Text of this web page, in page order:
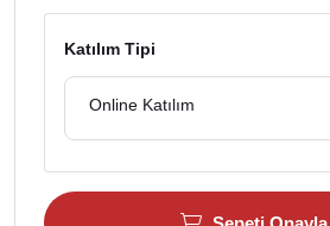
Katılım Tipi
Online Katılım